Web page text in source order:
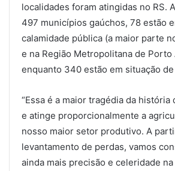
localidades foram atingidas no RS.
497 municípios gaúchos, 78 estão
calamidade pública (a maior parte
e na Região Metropolitana de Porto
enquanto 340 estão em situação
“Essa é a maior tragédia da história
e atinge proporcionalmente a
nosso maior setor produtivo. A
levantamento de perdas, vamos
ainda mais precisão e celeridade